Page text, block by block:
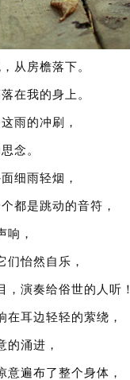
从房檐落下。
在我的身上。
雨的冲刷，
念。
细雨轻烟，
都是跳动的音符，
响，
们怡然自乐，
，演奏给俗世的人听！
在耳边轻轻的萦绕，
的涌进，
意遍布了整个身体，